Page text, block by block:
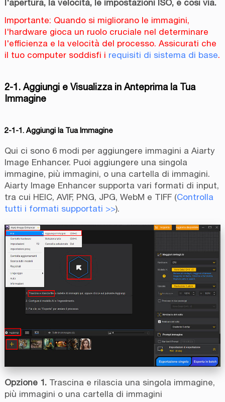
l'apertura, la velocità, le impostazioni ISO, e così via.
Importante: Quando si migliorano le immagini,
l'hardware gioca un ruolo cruciale nel determinare
l'efficienza e la velocità del processo. Assicurati che
il tuo computer soddisfi i requisiti di sistema di base.
2-1. Aggiungi e Visualizza in Anteprima la Tua
Immagine
2-1-1. Aggiungi la Tua Immagine
Qui ci sono 6 modi per aggiungere immagini a Aiarty
Image Enhancer. Puoi aggiungere una singola
immagine, più immagini, o una cartella di immagini.
Aiarty Image Enhancer supporta vari formati di input,
tra cui HEIC, AVIF, PNG, JPG, WebM e TIFF (Controlla
tutti i formati supportati >>).
Opzione 1.Trascina e rilascia una singola immagine,
più immagini o una cartella di immagini